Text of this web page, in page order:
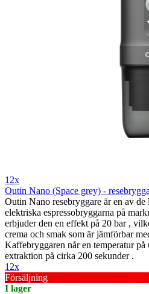
12x
Outin Nano (Space grey) -
Outin Nano resebryggare är en av de
elektriska espressobryggarna på
erbjuder den en effekt på 20 bar ,
crema och smak som är jämförbar
Kaffebryggaren når en temperatur
extraktion på cirka 200 sekunder .
12x
Försäljning
I lager